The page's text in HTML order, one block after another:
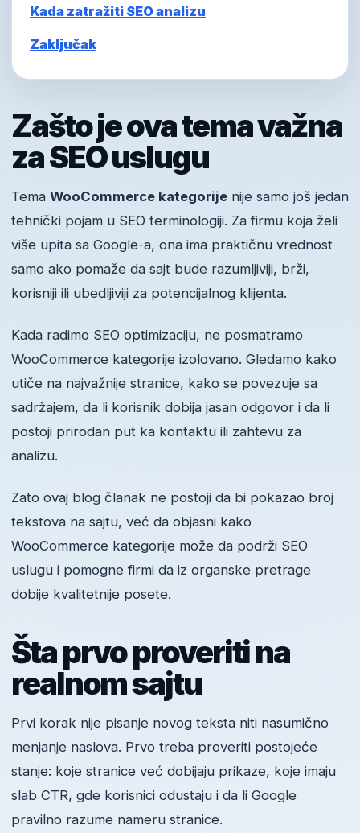
Kada zatražiti SEO analizu
Zaključak
Zašto je ova tema važna
za SEO uslugu
Tema WooCommerce kategorije nije samo još jedan
tehnički pojam u SEO terminologiji. Za firmu koja želi
više upita sa Google-a, ona ima praktičnu vrednost
samo ako pomaže da sajt bude razumljiviji, brži,
korisniji ili ubedljiviji za potencijalnog klijenta.
Kada radimo SEO optimizaciju, ne posmatramo
WooCommerce kategorije izolovano. Gledamo kako
utiče na najvažnije stranice, kako se povezuje sa
sadržajem, da li korisnik dobija jasan odgovor i da li
postoji prirodan put ka kontaktu ili zahtevu za
analizu.
Zato ovaj blog članak ne postoji da bi pokazao broj
tekstova na sajtu, već da objasni kako
WooCommerce kategorije može da podrži SEO
uslugu i pomogne firmi da iz organske pretrage
dobije kvalitetnije posete.
Šta prvo proveriti na
realnom sajtu
Prvi korak nije pisanje novog teksta niti nasumično
menjanje naslova. Prvo treba proveriti postojeće
stanje: koje stranice već dobijaju prikaze, koje imaju
slab CTR, gde korisnici odustaju i da li Google
pravilno razume nameru stranice.